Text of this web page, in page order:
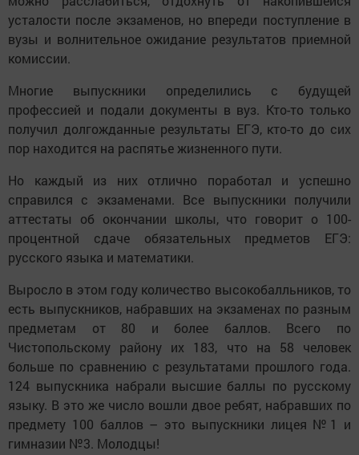
усталости после экзаменов, но впереди поступление в
вузы и волнительное ожидание результатов приемной
комиссии.
Многие выпускники определились с будущей
профессией и подали документы в вуз. Кто-то только
получил долгожданные результаты ЕГЭ, кто-то до сих
пор находится на распятье жизненного пути.
Но каждый из них отлично поработал и успешно
справился с экзаменами. Все выпускники получили
аттестаты об окончании школы, что говорит о 100-
процентной сдаче обязательных предметов ЕГЭ:
русского языка и математики.
Выросло в этом году количество высокобалльников, то
есть выпускников, набравших на экзаменах по разным
предметам от 80 и более баллов. Всего по
Чистопольскому району их 183, что на 58 человек
больше по сравнению с результатами прошлого года.
124 выпускника набрали высшие баллы по русскому
языку. В это же число вошли двое ребят, набравших по
предмету 100 баллов – это выпускники лицея №1 и
гимназии №3. Молодцы!